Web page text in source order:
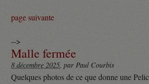
page suivante
-->
Malle fermée
8 décembre 2025, par Paul Courbis
Quelques photos de ce que donne une